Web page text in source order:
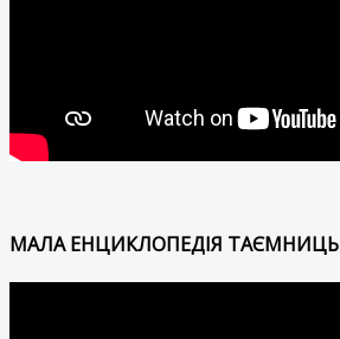
МАЛА ЕНЦИКЛОПЕДІЯ ТАЄМНИЦЬ